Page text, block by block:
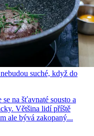
suché, když do
na šťavnaté sousto a
Většina lidí příště
ale bývá zakopaný...